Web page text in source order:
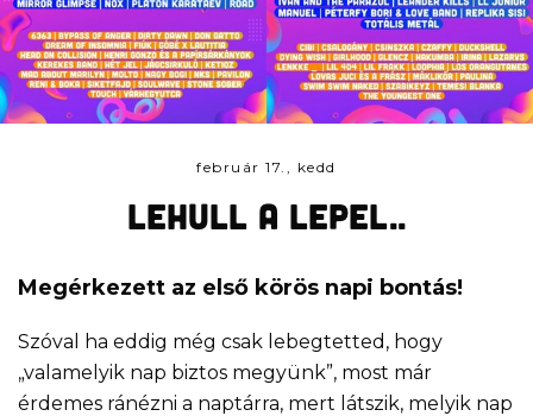
február 17., kedd
Lehull a lepel..
Megérkezett az első körös napi bontás!
Szóval ha eddig még csak lebegtetted, hogy
„valamelyik nap biztos megyünk”, most már
érdemes ránézni a naptárra, mert látszik, melyik nap